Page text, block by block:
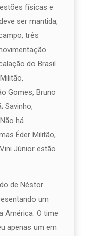
físicas e
ser mantida,
três
do Brasil
Gomes, Bruno
Savinho,
há
Éder Militão,
Júnior estão
de Néstor
um
América. O time
apenas um em